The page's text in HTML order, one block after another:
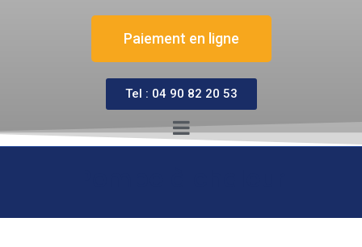
Paiement en ligne
Tel : 04 90 82 20 53